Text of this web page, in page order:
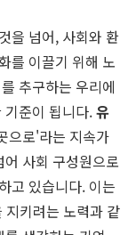
을 넘어, 사회와 환
를 이끌기 위해 노
추구하는 우리에
준이 됩니다.유
으로'라는 지속가
사회 구성원으로
고 있습니다. 이는
지키려는 노력과 같